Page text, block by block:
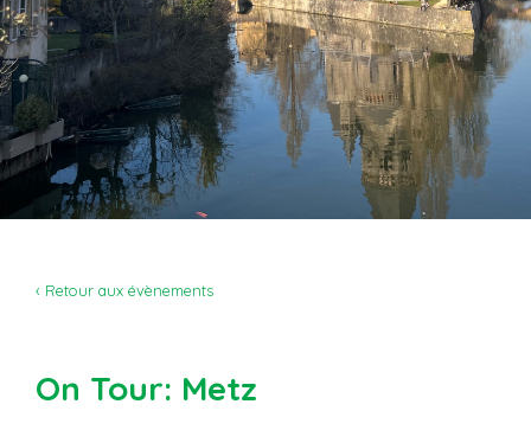
‹ Retour aux évènements
On Tour: Metz